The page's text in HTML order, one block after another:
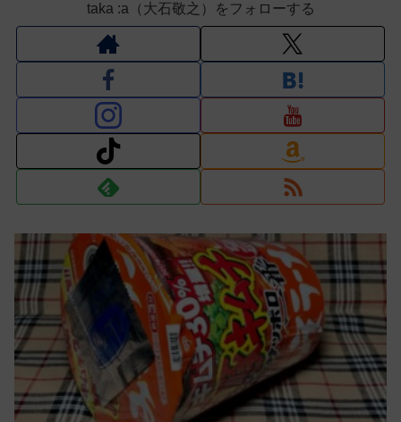
taka :a（大石敬之）をフォローする